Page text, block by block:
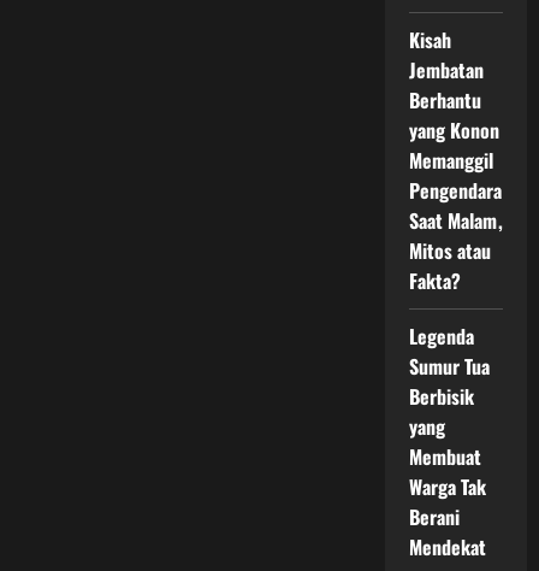
Kisah
Jembatan
Berhantu
yang Konon
Memanggil
Pengendara
Saat Malam,
Mitos atau
Fakta?
Legenda
Sumur Tua
Berbisik
yang
Membuat
Warga Tak
Berani
Mendekat